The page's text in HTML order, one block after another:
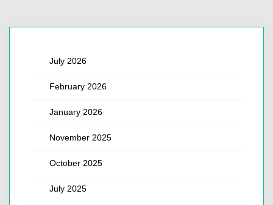
July 2026
February 2026
January 2026
November 2025
October 2025
July 2025